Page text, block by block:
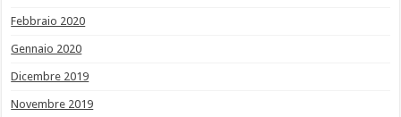
Febbraio 2020
Gennaio 2020
Dicembre 2019
Novembre 2019